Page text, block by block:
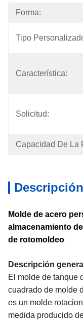
Forma:
Tipo
Característica:
Solicitud:
Capacidad De La
Molde de acero
almacenamiento
de rotomoldeo
Descripción
El molde de tanque
cuadrado de molde
es un molde
medida producido